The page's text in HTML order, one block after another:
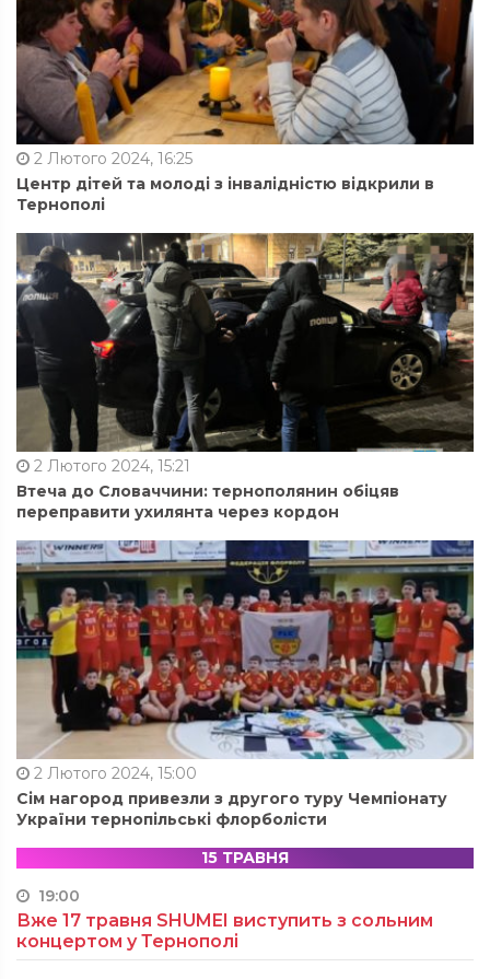
2 Лютого 2024, 16:25
Центр дітей та молоді з інвалідністю відкрили в
Тернополі
2 Лютого 2024, 15:21
Втеча до Словаччини: тернополянин обіцяв
переправити ухилянта через кордон
2 Лютого 2024, 15:00
Сім нагород привезли з другого туру Чемпіонату
України тернопільські флорболісти
15 ТРАВНЯ
19:00
Вже 17 травня SHUMEI виступить з сольним
концертом у Тернополі